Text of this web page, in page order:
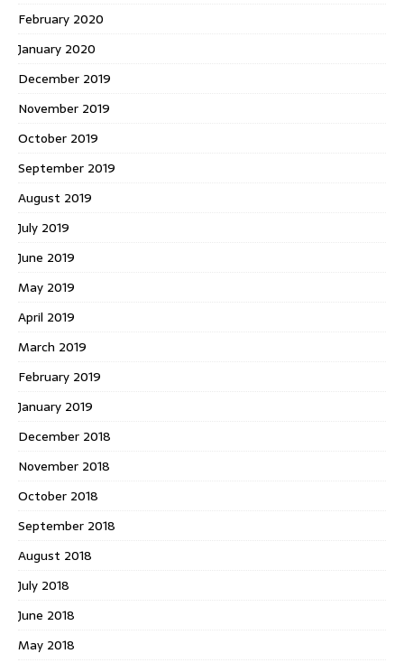
February 2020
January 2020
December 2019
November 2019
October 2019
September 2019
August 2019
July 2019
June 2019
May 2019
April 2019
March 2019
February 2019
January 2019
December 2018
November 2018
October 2018
September 2018
August 2018
July 2018
June 2018
May 2018